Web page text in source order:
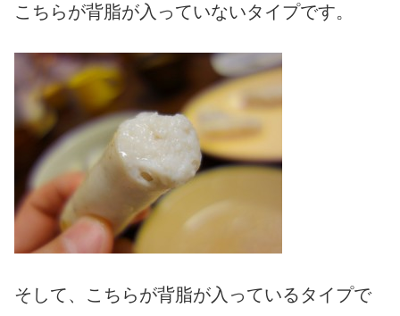
こちらが背脂が入っていないタイプです。
そして、こちらが背脂が入っているタイプで